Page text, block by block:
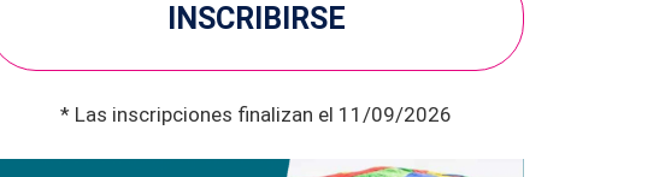
INSCRIBIRSE
* Las inscripciones finalizan el 11/09/2026